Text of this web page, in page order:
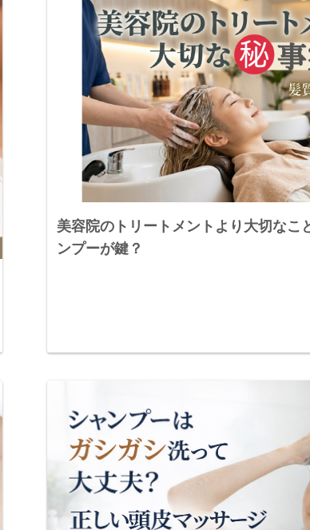
美容院のトリートメントより大切なこ
ンプーが鍵？